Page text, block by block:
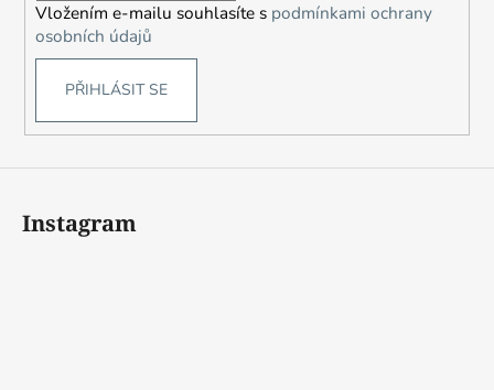
r
ý
p
Vložením e-mailu souhlasíte s podmínkami ochrany
osobních údajů
PŘIHLÁSIT SE
Instagram